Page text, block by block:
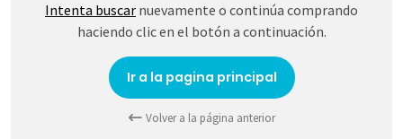
Intenta buscar nuevamente o continúa comprando
haciendo clic en el botón a continuación.
Ir a la pagina principal
Volver a la página anterior